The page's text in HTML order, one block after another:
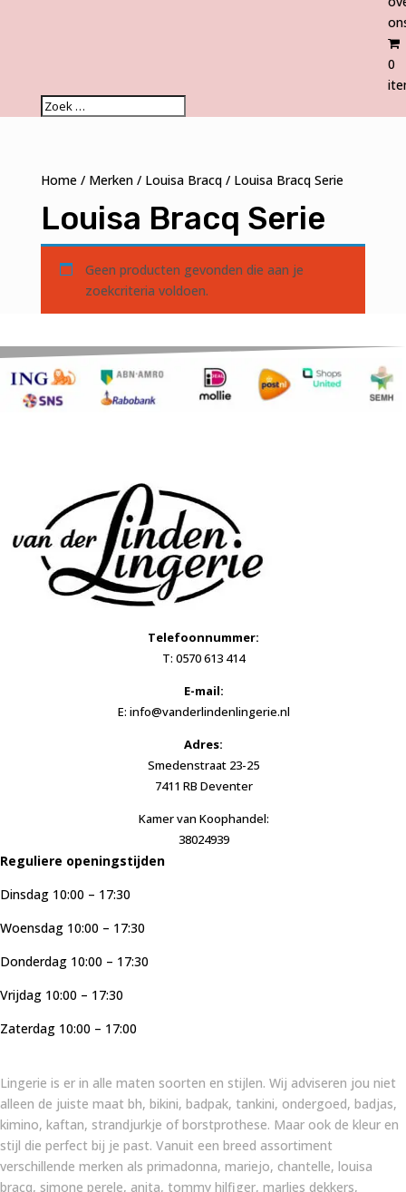
0
Home/ Merken/ Louisa Bracq/ Louisa Bracq Serie
Louisa Bracq Serie
Geen producten gevonden die aan je
zoekcriteria voldoen.
Telefoonnummer:
T: 0570 613 414
E-mail:
E: info@vanderlindenlingerie.nl
Adres:
Smedenstraat 23-25
7411 RB Deventer
Kamer van Koophandel:
38024939
Reguliere openingstijden
Dinsdag 10:00 – 17:30
Woensdag 10:00 – 17:30
Donderdag 10:00 – 17:30
Vrijdag 10:00 – 17:30
Zaterdag 10:00 – 17:00
Lingerie is er in alle maten soorten en stijlen. Wij adviseren jou niet
alleen de juiste maat bh, bikini, badpak, tankini, ondergoed, badjas,
kimino, kaftan, strandjurkje of borstprothese. Maar ook de kleur en
stijl die perfect bij je past. Vanuit een breed assortiment
verschillende merken als primadonna, mariejo, chantelle, louisa
bracq, simone perele, anita, tommy hilfiger, marlies dekkers,